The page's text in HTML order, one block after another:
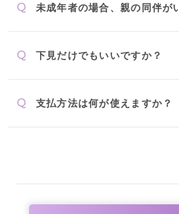
Q 未成年者の場合、親の同伴が
Q 下見だけでもいいですか？
Q 支払方法は何が使えますか？